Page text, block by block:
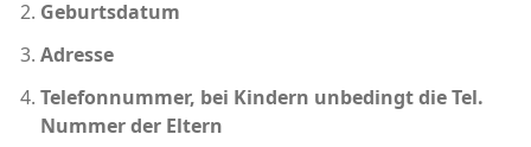
Geburtsdatum
Adresse
Telefonnummer, bei Kindern unbedingt die Tel.
Nummer der Eltern